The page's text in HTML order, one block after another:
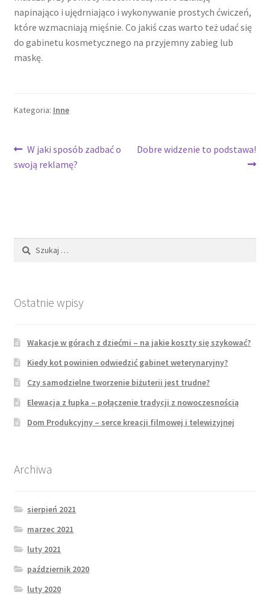
napinająco i ujędrniająco i wykonywanie prostych ćwiczeń,
które wzmacniają mięśnie. Co jakiś czas warto też udać się
do gabinetu kosmetycznego na przyjemny zabieg lub
maskę.
Kategoria: Inne
Nawigacja
wpisu
Poprzedni
wpis:
W jaki sposób zadbać o
swoją reklamę?
Następny
Dobre widzenie to podstawa!
Szukaj:
Ostatnie wpisy
Wakacje w górach z dziećmi – na jakie koszty się szykować?
Kiedy kot powinien odwiedzić gabinet weterynaryjny?
Czy samodzielne tworzenie biżuterii jest trudne?
Elewacja z łupka – połączenie tradycji z nowoczesnością
Dom Produkcyjny – serce kreacji filmowej i telewizyjnej
Archiwa
sierpień 2021
marzec 2021
luty 2021
październik 2020
luty 2020